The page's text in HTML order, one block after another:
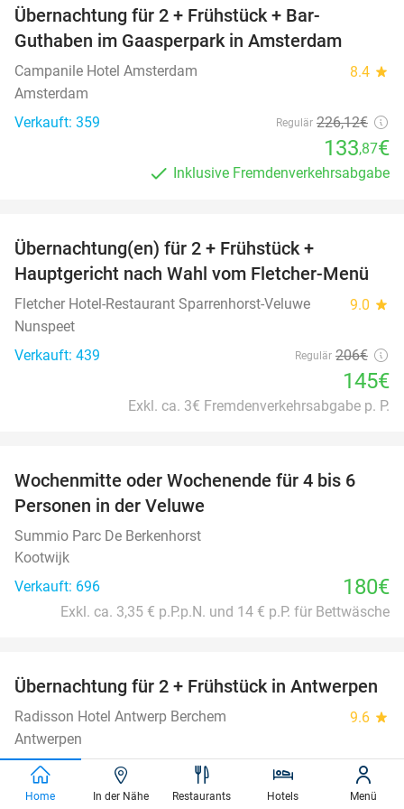
Übernachtung für 2 + Frühstück + Bar-
Guthaben im Gaasperpark in Amsterdam
Campanile Hotel Amsterdam 8.4 star
Amsterdam
Verkauft: 359
Regulär 226,12€
133,87€
Inklusive Fremdenverkehrsabgabe
Übernachtung(en) für 2 + Frühstück +
Hauptgericht nach Wahl vom Fletcher-Menü
Fletcher Hotel-Restaurant Sparrenhorst-Veluwe 9.0 star
Nunspeet
Verkauft: 439
Regulär 206€
145€
Exkl. ca. 3€ Fremdenverkehrsabgabe p. P.
Wochenmitte oder Wochenende für 4 bis 6
Personen in der Veluwe
Summio Parc De Berkenhorst
Kootwijk
Verkauft: 696
180€
Exkl. ca. 3,35 € p.P.p.N. und 14 € p.P. für Bettwäsche
33%
Übernachtung für 2 + Frühstück in Antwerpen
Radisson Hotel Antwerp Berchem 9.6 star
Antwerpen
Verkauft: 1.584
162€
109€
Home In der Nähe Restaurants Hotels Menü